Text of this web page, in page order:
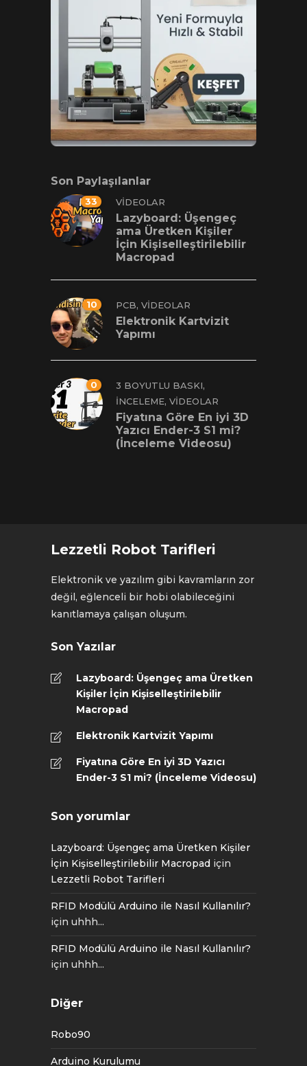
Son Paylaşılanlar
33 VIDEOLAR
Lazyboard: Üşengeç
ama Üretken Kişiler
İçin Kişiselleştirilebilir
Macropad
10 PCB, VIDEOLAR
Elektronik Kartvizit
Yapımı
0 3 BOYUTLU BASKI,
İNCELEME, VIDEOLAR
Fiyatına Göre En iyi 3D
Yazıcı Ender-3 S1 mi?
(İnceleme Videosu)
Lezzetli Robot Tarifleri
Elektronik ve yazılım gibi kavramların zor
değil, eğlenceli bir hobi olabileceğini
kanıtlamaya çalışan oluşum.
Son Yazılar
Lazyboard: Üşengeç ama Üretken
Kişiler İçin Kişiselleştirilebilir
Macropad
Elektronik Kartvizit Yapımı
Fiyatına Göre En iyi 3D Yazıcı
Ender-3 S1 mi? (İnceleme Videosu)
Son yorumlar
Lazyboard: Üşengeç ama Üretken Kişiler
İçin Kişiselleştirilebilir Macropad için
Lezzetli Robot Tarifleri
RFID Modülü Arduino ile Nasıl Kullanılır?
için uhhh...
RFID Modülü Arduino ile Nasıl Kullanılır?
için uhhh...
Diğer
Robo90
Arduino Kurulumu